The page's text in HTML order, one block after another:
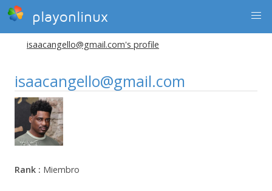
playonlinux
isaacangello@gmail.com's profile
isaacangello@gmail.com
Rank : Miembro